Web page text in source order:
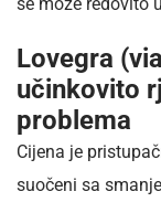
Lovegra
učinkovito
problema
Cijena je
suočeni sa